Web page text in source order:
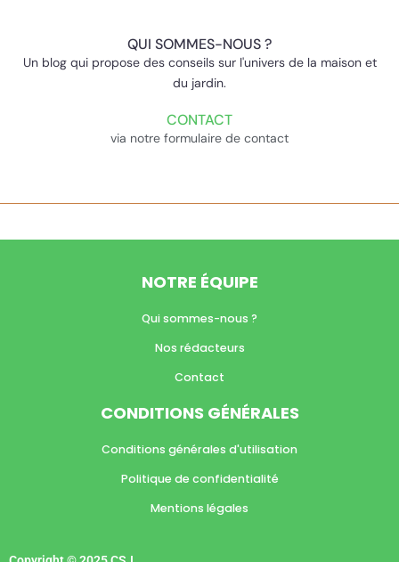
QUI SOMMES-NOUS ?
Un blog qui propose des conseils sur l'univers de la maison et
du jardin.
CONTACT
via notre formulaire de contact
NOTRE ÉQUIPE
Qui sommes-nous ?
Nos rédacteurs
Contact
CONDITIONS GÉNÉRALES
Conditions générales d'utilisation
Politique de confidentialité
Mentions légales